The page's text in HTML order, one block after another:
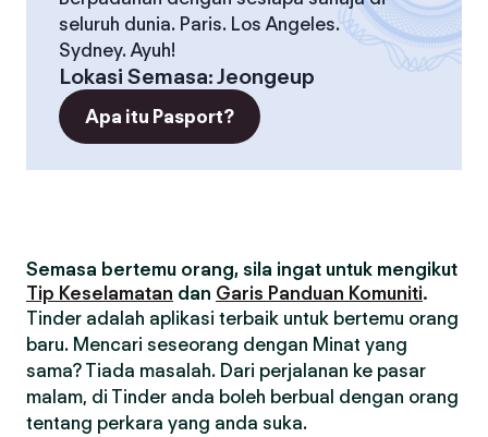
seluruh dunia. Paris. Los Angeles.
Sydney. Ayuh!
Lokasi Semasa:Jeongeup
Apa itu Pasport?
Semasa bertemu orang, sila ingat untuk mengikut
Tip Keselamatan dan Garis Panduan Komuniti.
Tinder adalah aplikasi terbaik untuk bertemu orang
baru. Mencari seseorang dengan Minat yang
sama? Tiada masalah. Dari perjalanan ke pasar
malam, di Tinder anda boleh berbual dengan orang
tentang perkara yang anda suka.